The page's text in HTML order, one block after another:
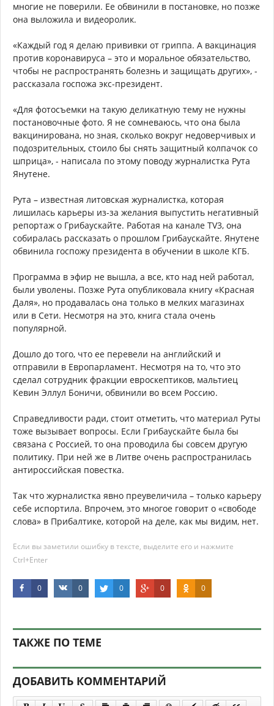
многие не поверили. Ее обвинили в постановке, но позже
она выложила и видеоролик.
«Каждый год я делаю прививки от гриппа. А вакцинация
против коронавируса – это и моральное обязательство,
чтобы не распространять болезнь и защищать других», -
рассказала госпожа экс-президент.
«Для фотосъемки на такую деликатную тему не нужны
постановочные фото. Я не сомневаюсь, что она была
вакцинирована, но зная, сколько вокруг недоверчивых и
подозрительных, стоило бы снять защитный колпачок со
шприца», - написала по этому поводу журналистка Рута
Янутене.
Рута – известная литовская журналистка, которая
лишилась карьеры из-за желания выпустить негативный
репортаж о Грибаускайте. Работая на канале TV3, она
собиралась рассказать о прошлом Грибаускайте. Янутене
обвинила госпожу президента в обучении в школе КГБ.
Программа в эфир не вышла, а все, кто над ней работал,
были уволены. Позже Рута опубликовала книгу «Красная
Даля», но продавалась она только в мелких магазинах
или в Сети. Несмотря на это, книга стала очень
популярной.
Дошло до того, что ее перевели на английский и
отправили в Европарламент. Несмотря на то, что это
сделал сотрудник фракции евроскептиков, мальтиец
Кевин Эллул Боничи, обвинили во всем Россию.
Справедливости ради, стоит отметить, что материал Руты
тоже вызывает вопросы. Если Грибаускайте была бы
связана с Россией, то она проводила бы совсем другую
политику. При ней же в Литве очень распространилась
антироссийская повестка.
Так что журналистка явно преувеличила – только карьеру
себе испортила. Впрочем, это многое говорит о «свободе
слова» в Прибалтике, которой на деле, как мы видим, нет.
Если вы заметили ошибку в тексте, выделите его и нажмите
Ctrl+Enter
0 0 0 0 0
ТАКЖЕ ПО ТЕМЕ
ДОБАВИТЬ КОММЕНТАРИЙ